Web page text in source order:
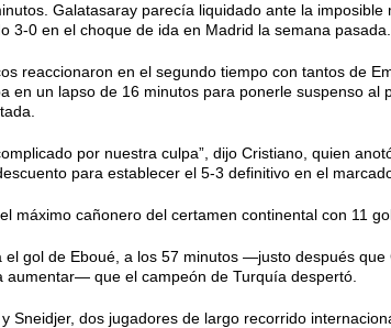
Galatasaray parecía liquidado ante la
3-0 en el choque de ida en Madrid la semana pasada.
reaccionaron en el segundo tiempo con tantos de
en un lapso de 16 minutos para ponerle suspenso al
por nuestra culpa”, dijo Cristiano, quien
para establecer el 5-3 definitivo en el
máximo cañonero del certamen continental con 11
el gol de Eboué, a los 57 minutos —justo después
aumentar— que el campeón de Turquía despertó.
Sneidjer, dos jugadores de largo recorrido